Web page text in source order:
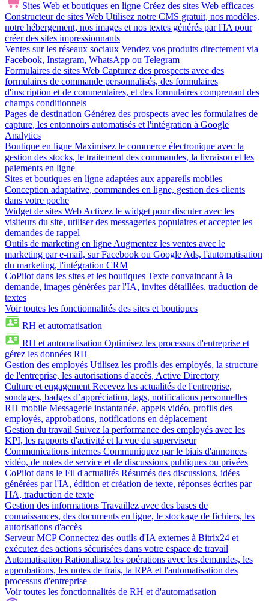
Sites Web et boutiques en ligne Créez des sites Web efficaces
Constructeur de sites Web Utilisez notre CMS gratuit, nos modèles,
notre hébergement, nos images et nos textes générés par l'IA pour
créer des sites impressionnants
Ventes sur les réseaux sociaux Vendez vos produits directement via
Facebook, Instagram, WhatsApp ou Telegram
Formulaires de sites Web Capturez des prospects avec des
formulaires de commande personnalisés, des formulaires
d'inscription et de commentaires, et des formulaires comprenant des
champs conditionnels
Pages de destination Générez des prospects avec les formulaires de
capture, les entonnoirs automatisés et l'intégration à Google
Analytics
Boutique en ligne Maximisez le commerce électronique avec la
gestion des stocks, le traitement des commandes, la livraison et les
paiements en ligne
Sites et boutiques en ligne adaptées aux appareils mobiles
Conception adaptative, commandes en ligne, gestion des clients
dans votre poche
Widget de sites Web Activez le widget pour discuter avec les
visiteurs du site, utiliser des messageries populaires et accepter les
demandes de rappel
Outils de marketing en ligne Augmentez les ventes avec le
marketing par e-mail, sur Facebook ou Google Ads, l'automatisation
du marketing, l'intégration CRM
CoPilot dans les sites et les boutiques Texte convaincant à la
demande, images générées par l'IA, invites détaillées, traduction de
textes
Voir toutes les fonctionnalités des sites et boutiques
RH et automatisation
RH et automatisation Optimisez les processus d'entreprise et
gérez les données RH
Gestion des employés Utilisez les profils des employés, la structure
de l'entreprise, les autorisations d'accès, Active Directory
Culture et engagement Recevez les actualités de l'entreprise,
sondages, badges d’appréciation, tags, notifications personnelles
RH mobile Messagerie instantanée, appels vidéo, profils des
employés, approbations, notifications en déplacement
Gestion du travail Suivez la performance des employés avec les
KPI, les rapports d'activité et la vue du superviseur
Communications internes Communiquez par le biais d'annonces
vidéo, de notes de service et de discussions publiques ou privées
CoPilot dans le Fil d'actualités Résumés des discussions, idées
générées par l'IA, édition et création de texte, réponses écrites par
l'IA, traduction de texte
Gestion des informations Travaillez avec des bases de
connaissances, des documents en ligne, le stockage de fichiers, les
autorisations d'accès
Serveur MCP Connectez des outils d'IA externes à Bitrix24 et
exécutez des actions sécurisées dans votre espace de travail
Automatisation Rationalisez les opérations avec les demandes, les
approbations, les notes de frais, la RPA et l'automatisation des
processus d'entreprise
Voir toutes les fonctionnalités de RH et d'automatisation